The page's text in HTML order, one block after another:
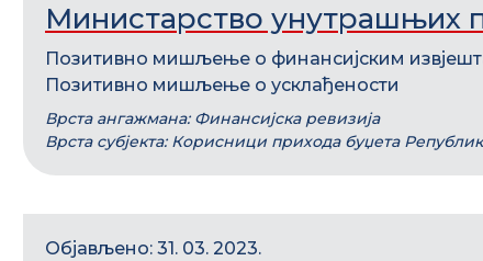
Министарство унутрашњих
Позитивно мишљење о финансијским
Позитивно мишљење о усклађености
Врста ангажмана: Финансијска ревизија
Врста субјекта: Корисници прихода буџета
Објављено: 31. 03. 2023.